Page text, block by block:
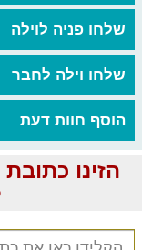
שלחו פניה לוילה
שלחו וילה לחבר
הוסף חוות דעת